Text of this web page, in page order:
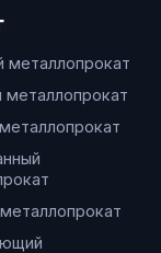
металлопрокат
металлопрокат